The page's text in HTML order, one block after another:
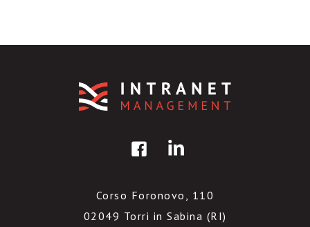
Corso Foronovo, 110
02049 Torri in Sabina (RI)